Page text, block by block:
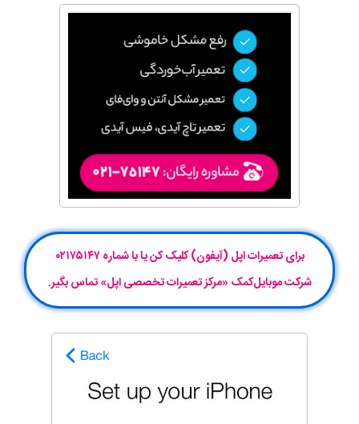
برای تعمیرات اپل (آیفون) کلیک کن یا با شماره ۰۲۱۷۵۱۴۷
شرکت موبایل‌کمک «مرکز تعمیرات تخصصی اپل» تماس بگیر.